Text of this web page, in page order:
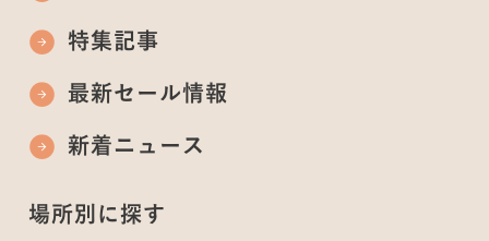
特集記事
最新セール情報
新着ニュース
場所別に探す